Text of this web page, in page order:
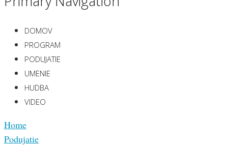
DOMOV
PROGRAM
PODUJATIE
UMENIE
HUDBA
VIDEO
Home
Podujatie